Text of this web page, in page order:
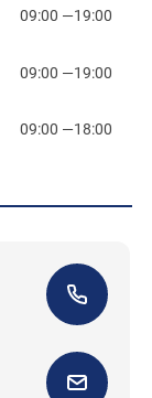
09:00 —19:00
09:00 —19:00
09:00 —18:00